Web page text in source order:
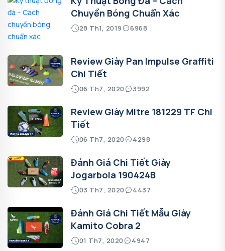
Chuyền Bóng Chuẩn Xác
28 Th1, 2019 6968
Review Giày Pan Impulse Graffiti
Chi Tiết
06 Th7, 2020 3992
Review Giày Mitre 181229 TF Chi
Tiết
06 Th7, 2020 4298
Đánh Giá Chi Tiết Giày
Jogarbola 190424B
03 Th7, 2020 4437
Đánh Giá Chi Tiết Mẫu Giày
Kamito Cobra 2
01 Th7, 2020 4947